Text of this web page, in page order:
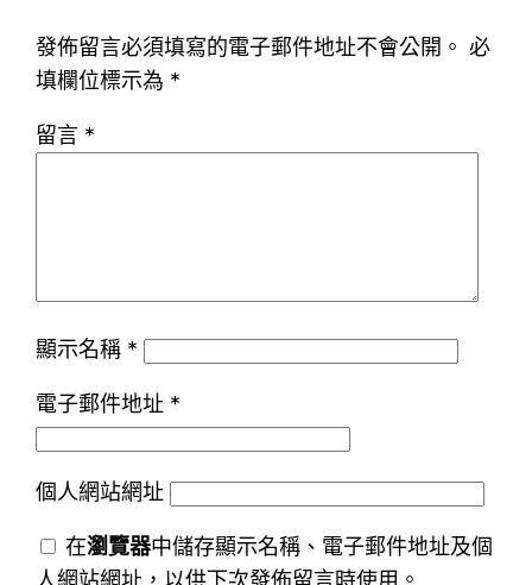
發佈留言必須填寫的電子郵件地址不會公開。 必
填欄位標示為 *
留言 *
顯示名稱 *
電子郵件地址 *
個人網站網址
在瀏覽器中儲存顯示名稱、電子郵件地址及個
人網站網址，以供下次發佈留言時使用。